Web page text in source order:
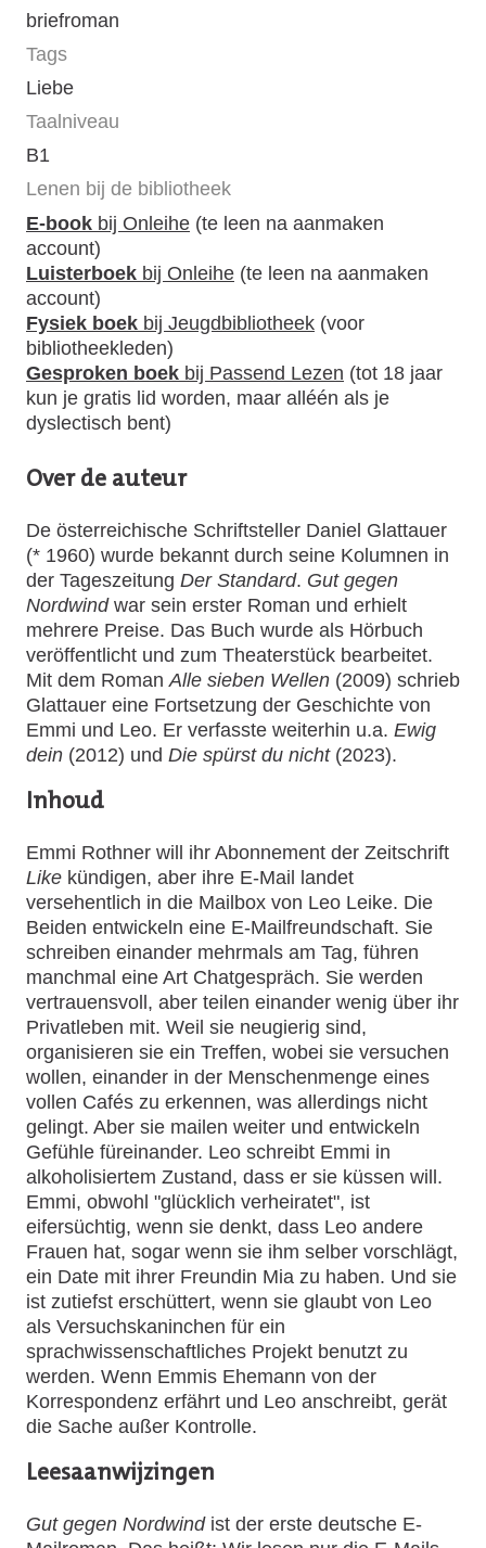
briefroman
Tags
Liebe
Taalniveau
B1
Lenen bij de bibliotheek
E-book bij Onleihe (te leen na aanmaken
account)
Luisterboek bij Onleihe (te leen na aanmaken
account)
Fysiek boek bij Jeugdbibliotheek (voor
bibliotheekleden)
Gesproken boek bij Passend Lezen (tot 18 jaar
kun je gratis lid worden, maar alléén als je
dyslectisch bent)
Over de auteur
De österreichische Schriftsteller Daniel Glattauer
(* 1960) wurde bekannt durch seine Kolumnen in
der Tageszeitung Der Standard. Gut gegen
Nordwindwar sein erster Roman und erhielt
mehrere Preise. Das Buch wurde als Hörbuch
veröffentlicht und zum Theaterstück bearbeitet.
Mit dem Roman Alle sieben Wellen (2009) schrieb
Glattauer eine Fortsetzung der Geschichte von
Emmi und Leo. Er verfasste weiterhin u.a. Ewig
dein (2012) und Die spürst du nicht(2023).
Inhoud
Emmi Rothner will ihr Abonnement der Zeitschrift
Like kündigen, aber ihre E-Mail landet
versehentlich in die Mailbox von Leo Leike. Die
Beiden entwickeln eine E-Mailfreundschaft. Sie
schreiben einander mehrmals am Tag, führen
manchmal eine Art Chatgespräch. Sie werden
vertrauensvoll, aber teilen einander wenig über ihr
Privatleben mit. Weil sie neugierig sind,
organisieren sie ein Treffen, wobei sie versuchen
wollen, einander in der Menschenmenge eines
vollen Cafés zu erkennen, was allerdings nicht
gelingt. Aber sie mailen weiter und entwickeln
Gefühle füreinander. Leo schreibt Emmi in
alkoholisiertem Zustand, dass er sie küssen will.
Emmi, obwohl "glücklich verheiratet", ist
eifersüchtig, wenn sie denkt, dass Leo andere
Frauen hat, sogar wenn sie ihm selber vorschlägt,
ein Date mit ihrer Freundin Mia zu haben. Und sie
ist zutiefst erschüttert, wenn sie glaubt von Leo
als Versuchskaninchen für ein
sprachwissenschaftliches Projekt benutzt zu
werden. Wenn Emmis Ehemann von der
Korrespondenz erfährt und Leo anschreibt, gerät
die Sache außer Kontrolle.
Leesaanwijzingen
Gut gegen Nordwindist der erste deutsche E-